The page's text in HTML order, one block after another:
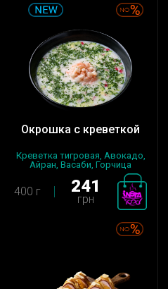
Окрошка с креветкой
Креветка тигровая, Авокадо,
Айран, Васаби, Горчица
400 г 241
грн